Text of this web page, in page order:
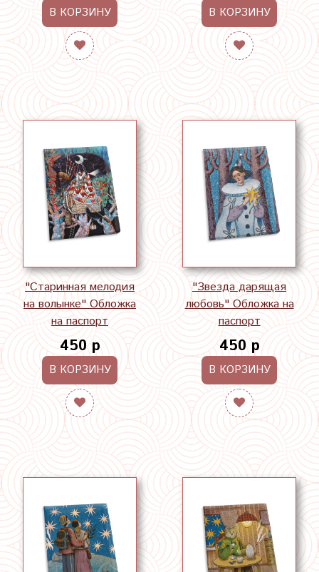
В КОРЗИНУ В КОРЗИНУ
"Старинная мелодия
на волынке" Обложка
на паспорт
450 р
В КОРЗИНУ
"Звезда дарящая
любовь" Обложка на
паспорт
450 р
В КОРЗИНУ